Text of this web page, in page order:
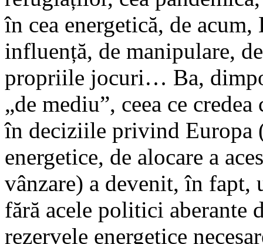
în cea energetică, de
influență, de manipulare,
propriile jocuri… Ba,
„de mediu”, ceea ce
în deciziile privind Europa
energetice, de alocare a
vânzare) a devenit, în
fără acele politici aberante
rezervele energetice